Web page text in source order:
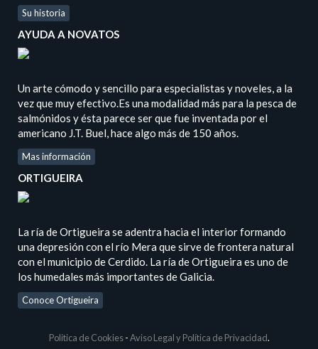
Su historia
AYUDA A NOVATOS
Un arte cómodo y sencillo para especialistas y noveles, a la
vez que muy efectivo.Es una modalidad más para la pesca de
salmónidos y ésta parece ser que fue inventada por el
americano J.T. Buel, hace algo más de 150 años.
Mas información
ORTIGUEIRA
La ría de Ortigueira se adentra hacia el interior formando
una depresión con el río Mera que sirve de frontera natural
con el municipio de Cerdido. La ría de Ortigueira es uno de
los humedales más importantes de Galicia.
Conoce Ortigueira
Politica de Cookies-Aviso Legal y Política de Privacidad.